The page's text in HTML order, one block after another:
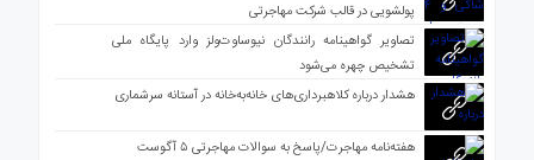
پولشویی در قالب شرکت مهاجرتی
تصاویر گواهینامه رانندگان نیوساوت‌ولز وارد پایگاه ملی
تشخیص چهره می‌شود
هشدار درباره کلاهبرداری‌های خانه‌به‌خانه در آستانه سرشماری
هفته‌نامه مهاجرت/پاسخ به سوالات مهاجرتی ۵ آگوست